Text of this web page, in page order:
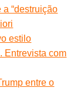
“destruição
estilo
Entrevista com
entre o